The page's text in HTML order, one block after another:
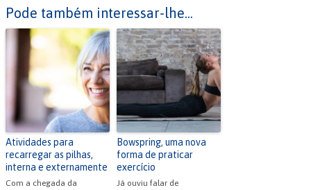
c
e
b
o
o
k
itt
er
er
es
t
at
s
A
p
p
ai
l
tF
ri
e
n
dl
y
h
ar
Pode também interessar-lhe...
Atividades para
recarregar as pilhas,
interna e externamente
Com a chegada da
Bowspring, uma nova
forma de praticar
exercício
Já ouviu falar de